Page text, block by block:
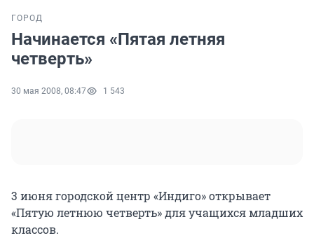
ГОРОД
Начинается «Пятая летняя
четверть»
30 мая 2008, 08:47 1 543
3 июня городской центр «Индиго» открывает
«Пятую летнюю четверть» для учащихся младших
классов.